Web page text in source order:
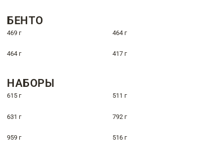
БЕНТО
469 г 464 г
464 г 417 г
НАБОРЫ
615 г 511 г
631 г 792 г
959 г 516 г